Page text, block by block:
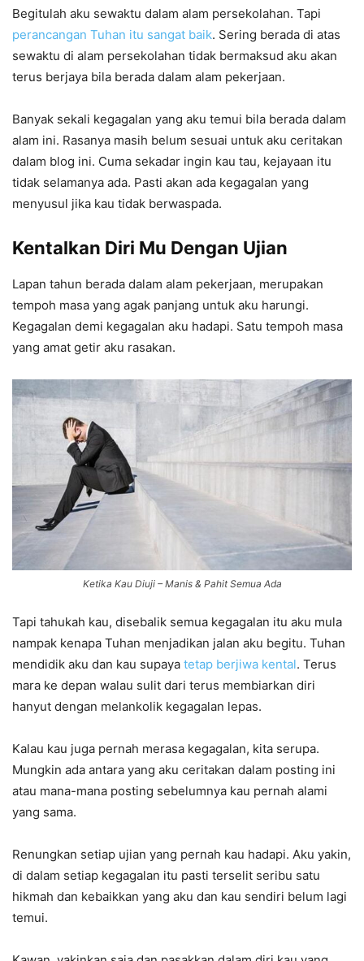
Begitulah aku sewaktu dalam alam persekolahan. Tapi
perancangan Tuhan itu sangat baik. Sering berada di atas
sewaktu di alam persekolahan tidak bermaksud aku akan
terus berjaya bila berada dalam alam pekerjaan.
Banyak sekali kegagalan yang aku temui bila berada dalam
alam ini. Rasanya masih belum sesuai untuk aku ceritakan
dalam blog ini. Cuma sekadar ingin kau tau, kejayaan itu
tidak selamanya ada. Pasti akan ada kegagalan yang
menyusul jika kau tidak berwaspada.
Kentalkan Diri Mu Dengan Ujian
Lapan tahun berada dalam alam pekerjaan, merupakan
tempoh masa yang agak panjang untuk aku harungi.
Kegagalan demi kegagalan aku hadapi. Satu tempoh masa
yang amat getir aku rasakan.
Ketika Kau Diuji – Manis & Pahit Semua Ada
Tapi tahukah kau, disebalik semua kegagalan itu aku mula
nampak kenapa Tuhan menjadikan jalan aku begitu. Tuhan
mendidik aku dan kau supaya tetap berjiwa kental. Terus
mara ke depan walau sulit dari terus membiarkan diri
hanyut dengan melankolik kegagalan lepas.
Kalau kau juga pernah merasa kegagalan, kita serupa.
Mungkin ada antara yang aku ceritakan dalam posting ini
atau mana-mana posting sebelumnya kau pernah alami
yang sama.
Renungkan setiap ujian yang pernah kau hadapi. Aku yakin,
di dalam setiap kegagalan itu pasti terselit seribu satu
hikmah dan kebaikkan yang aku dan kau sendiri belum lagi
temui.